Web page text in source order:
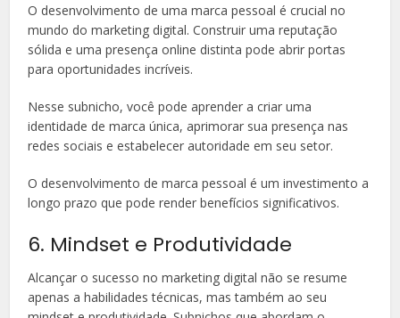
O desenvolvimento de uma marca pessoal é crucial no
mundo do marketing digital. Construir uma reputação
sólida e uma presença online distinta pode abrir portas
para oportunidades incríveis.
Nesse subnicho, você pode aprender a criar uma
identidade de marca única, aprimorar sua presença nas
redes sociais e estabelecer autoridade em seu setor.
O desenvolvimento de marca pessoal é um investimento a
longo prazo que pode render benefícios significativos.
6. Mindset e Produtividade
Alcançar o sucesso no marketing digital não se resume
apenas a habilidades técnicas, mas também ao seu